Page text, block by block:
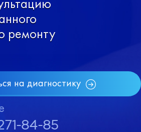
ремонту
на диагностику
84-85